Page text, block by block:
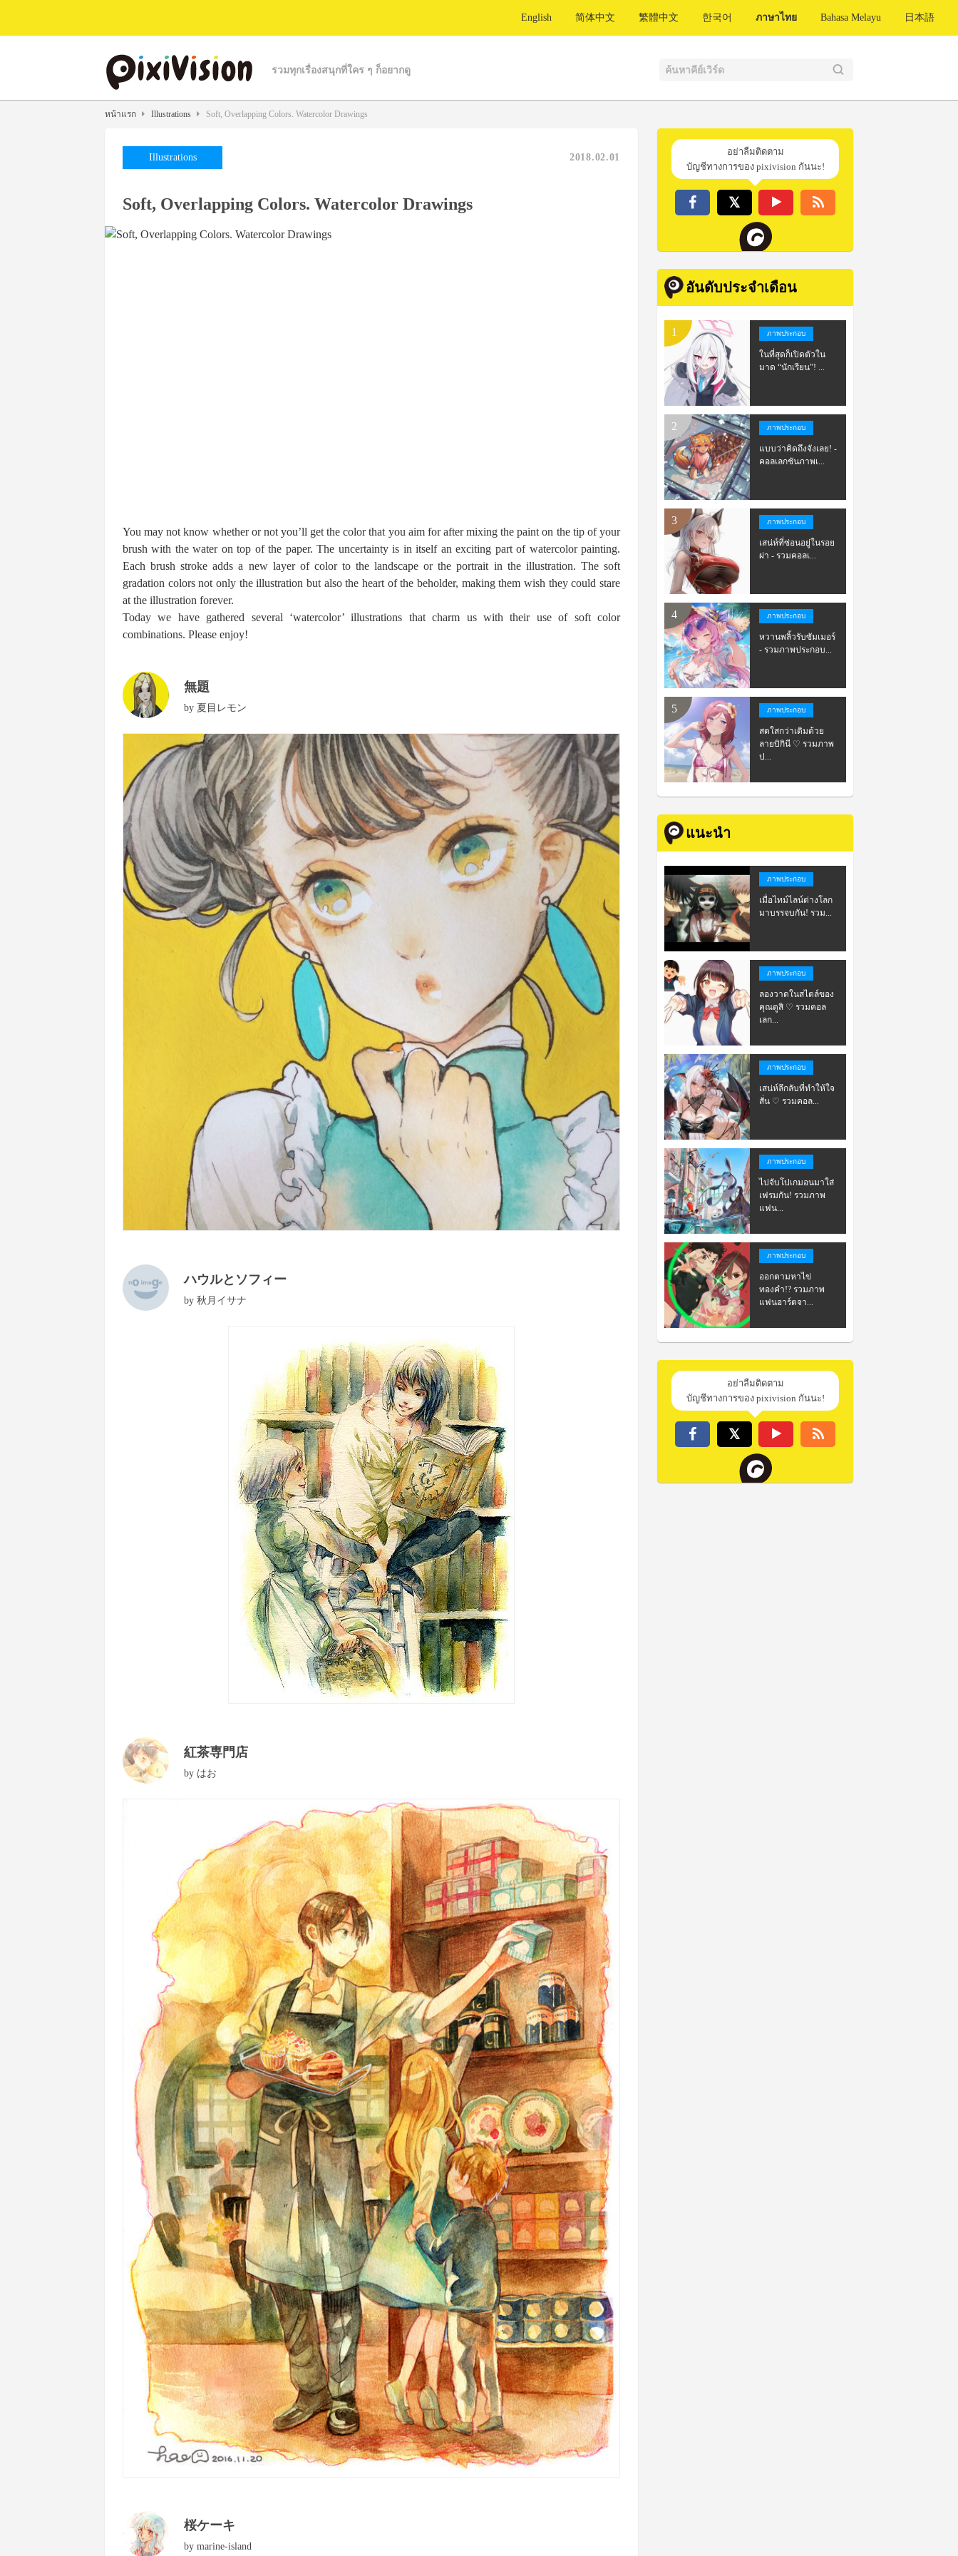
English 简体中文 繁體中文 한국어 ภาษาไทย Bahasa Melayu 日本語
รวมทุกเรื่องสนุกที่ใคร ๆ ก็อยากดู
หน้าแรก Illustrations Soft, Overlapping Colors. Watercolor Drawings
Illustrations 2018.02.01
Soft, Overlapping Colors. Watercolor Drawings
You may not know whether or not you’ll get the color that you aim for after mixing the paint on the tip of your
brush with the water on top of the paper. The uncertainty is in itself an exciting part of watercolor painting.
Each brush stroke adds a new layer of color to the landscape or the portrait in the illustration. The soft
gradation colors not only the illustration but also the heart of the beholder, making them wish they could stare
at the illustration forever.
Today we have gathered several ‘watercolor’ illustrations that charm us with their use of soft color
combinations. Please enjoy!
無題
by 夏目レモン
ハウルとソフィー
by 秋月イサナ
紅茶専門店
by はお
桜ケーキ
by marine-island
อย่าลืมติดตาม
บัญชีทางการของ pixivision กันนะ!
อันดับประจำเดือน
ภาพประกอบ
ในที่สุดก็เปิดตัวใน
มาด “นักเรียน”! ...
ภาพประกอบ
แบบว่าคิดถึงจังเลย! -
คอลเลกชันภาพเ...
ภาพประกอบ
เสน่ห์ที่ซ่อนอยู่ในรอย
ผ่า - รวมคอลเ...
ภาพประกอบ
หวานพลิ้วรับซัมเมอร์
- รวมภาพประกอบ...
ภาพประกอบ
สดใสกว่าเดิมด้วย
ลายบิกินี ♡ รวมภาพ
ป...
แนะนำ
ภาพประกอบ
เมื่อไทม์ไลน์ต่างโลก
มาบรรจบกัน! รวม...
ภาพประกอบ
ลองวาดในสไตล์ของ
คุณดูสิ ♡ รวมคอล
เลก...
ภาพประกอบ
เสน่ห์ลึกลับที่ทำให้ใจ
สั่น ♡ รวมคอล...
ภาพประกอบ
ไปจับโปเกมอนมาใส่
เฟรมกัน! รวมภาพ
แฟน...
ภาพประกอบ
ออกตามหาไข่
ทองคำ!? รวมภาพ
แฟนอาร์ตจา...
อย่าลืมติดตาม
บัญชีทางการของ pixivision กันนะ!